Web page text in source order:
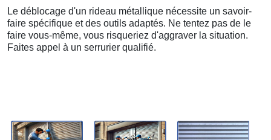
Le déblocage d'un rideau métallique nécessite un savoir-
faire spécifique et des outils adaptés. Ne tentez pas de le
faire vous-même, vous risqueriez d'aggraver la situation.
Faites appel à un serrurier qualifié.